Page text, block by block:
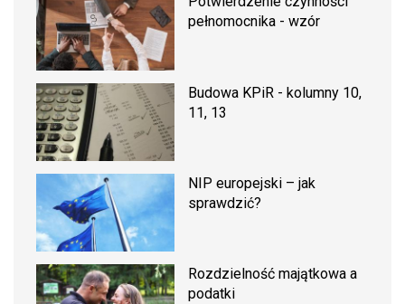
pełnomocnika - wzór
Budowa KPiR - kolumny 10,
11, 13
NIP europejski – jak
sprawdzić?
Rozdzielność majątkowa a
podatki